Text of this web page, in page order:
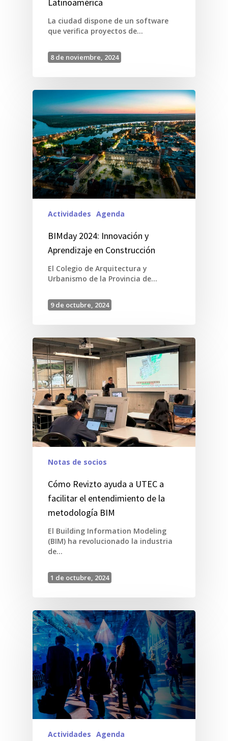
La ciudad dispone de un software
que verifica proyectos de…
8 de noviembre, 2024
Actividades Agenda
BIMday 2024: Innovación y
Aprendizaje en Construcción
El Colegio de Arquitectura y
Urbanismo de la Provincia de…
9 de octubre, 2024
Notas de socios
Cómo Revizto ayuda a UTEC a
facilitar el entendimiento de la
metodología BIM
El Building Information Modeling
(BIM) ha revolucionado la industria
de…
1 de octubre, 2024
Actividades Agenda